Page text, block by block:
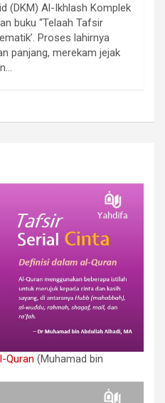
(DKM) Al-Ikhlash Komplek
buku “Telaah Tafsir
Proses lahirnya
panjang, merekam jejak
Quran (Muhamad bin